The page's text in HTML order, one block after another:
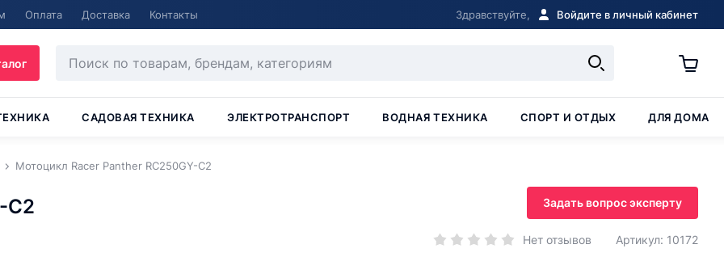
Оплата Доставка Контакты Здравствуйте, Войдите в личный кабинет
САДОВАЯ ТЕХНИКА ЭЛЕКТРОТРАНСПОРТ ВОДНАЯ ТЕХНИКА СПОРТ И ОТДЫХ ДЛЯ ДОМА
Мотоцикл Racer Panther RC250GY-C2
C2 Задать вопрос эксперту
Нет отзывов Артикул: 10172